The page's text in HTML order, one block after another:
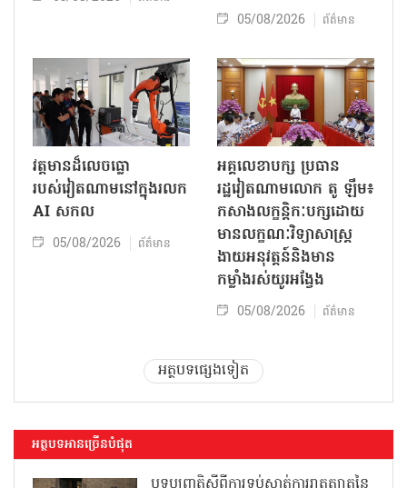
05/08/2026 ព័ត៌មាន
វត្តមានដ៏លេចធ្លោ
របស់វៀតណាមនៅក្នុងរលក
AI សកល
05/08/2026 ព័ត៌មាន
អគ្គលេខាបក្ស ប្រធាន
រដ្ឋវៀតណាមលោក តូ ឡឹម៖
កសាងលក្ខន្តិកៈបក្សដោយ
មានលក្ខណៈវិទ្យាសាស្ត្រ
ងាយអនុវត្តន៍និងមាន
កម្លាំងរស់យូរអង្វែង
05/08/2026 ព័ត៌មាន
អត្ថបទផ្សេងទៀត
អត្ថបទអានច្រើនបំផុត